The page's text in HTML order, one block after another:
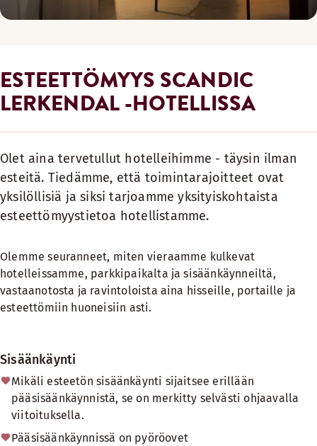
ESTEETTÖMYYS SCANDIC
LERKENDAL -HOTELLISSA
Olet aina tervetullut hotelleihimme - täysin ilman
esteitä. Tiedämme, että toimintarajoitteet ovat
yksilöllisiä ja siksi tarjoamme yksityiskohtaista
esteettömyystietoa hotellistamme.
Olemme seuranneet, miten vieraamme kulkevat
hotelleissamme, parkkipaikalta ja sisäänkäynneiltä,
vastaanotosta ja ravintoloista aina hisseille, portaille ja
esteettömiin huoneisiin asti.
Sisäänkäynti
Mikäli esteetön sisäänkäynti sijaitsee erillään
pääsisäänkäynnistä, se on merkitty selvästi ohjaavalla
viitoituksella.
Pääsisäänkäynnissä on pyöröovet